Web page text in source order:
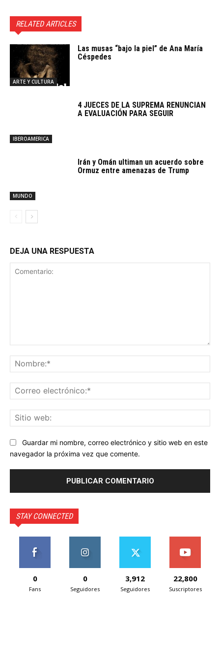
RELATED ARTICLES
ARTE Y CULTURA
Las musas “bajo la piel” de Ana María
Céspedes
IBEROAMERICA
4 JUECES DE LA SUPREMA RENUNCIAN
A EVALUACIÓN PARA SEGUIR
MUNDO
Irán y Omán ultiman un acuerdo sobre
Ormuz entre amenazas de Trump
DEJA UNA RESPUESTA
Guardar mi nombre, correo electrónico y sitio web en este
navegador la próxima vez que comente.
STAY CONNECTED
0
Fans
0
Seguidores
3,912
Seguidores
22,800
Suscriptores